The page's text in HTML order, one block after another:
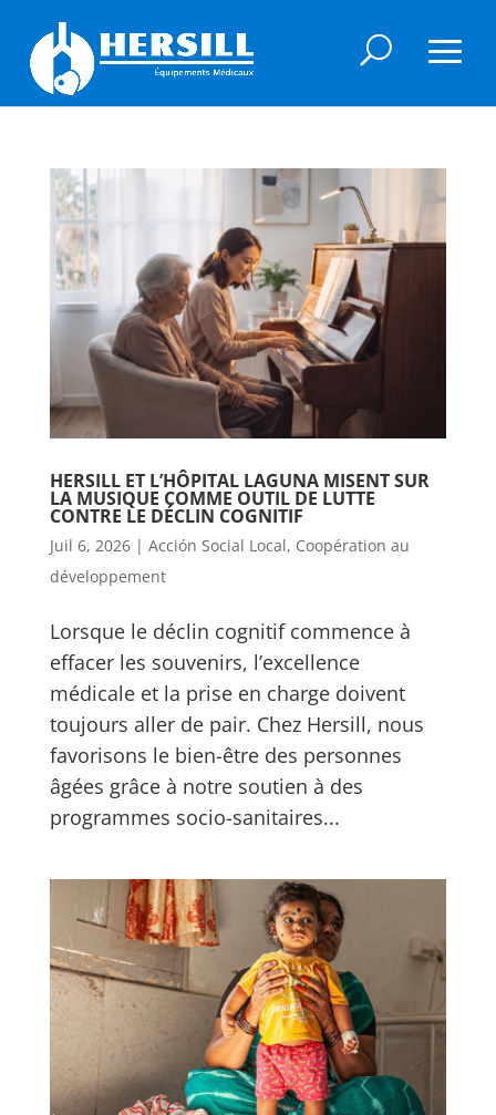
HERSILL ET L’HÔPITAL LAGUNA MISENT SUR
LA MUSIQUE COMME OUTIL DE LUTTE
CONTRE LE DÉCLIN COGNITIF
Juil 6, 2026| Acción Social Local, Coopération au
développement
Lorsque le déclin cognitif commence à
effacer les souvenirs, l’excellence
médicale et la prise en charge doivent
toujours aller de pair. Chez Hersill, nous
favorisons le bien-être des personnes
âgées grâce à notre soutien à des
programmes socio-sanitaires...